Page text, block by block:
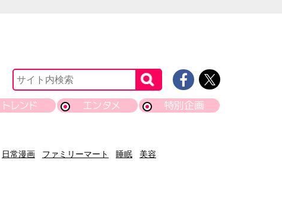
トレンド エンタメ 特別企画
日常漫画 ファミリーマート 睡眠
美容